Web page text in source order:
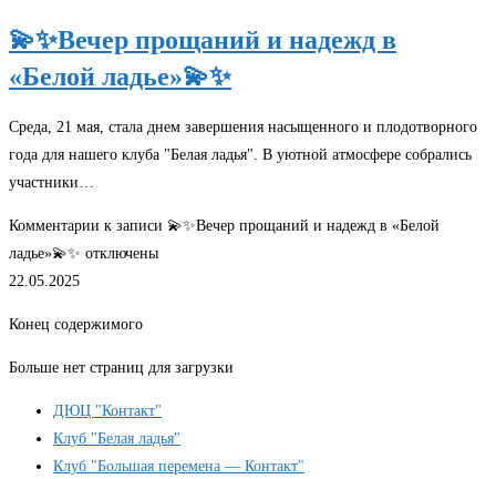
💫✨Вечер прощаний и надежд в
«Белой ладье»💫✨
Среда, 21 мая, стала днем завершения насыщенного и плодотворного
года для нашего клуба "Белая ладья". В уютной атмосфере собрались
участники…
Комментарии к записи 💫✨Вечер прощаний и надежд в «Белой
ладье»💫✨ отключены
22.05.2025
Конец содержимого
Больше нет страниц для загрузки
ДЮЦ "Контакт"
Клуб "Белая ладья"
Клуб "Большая перемена — Контакт"